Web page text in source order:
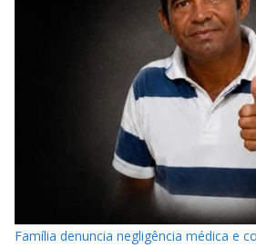
Família denuncia negligência médica e